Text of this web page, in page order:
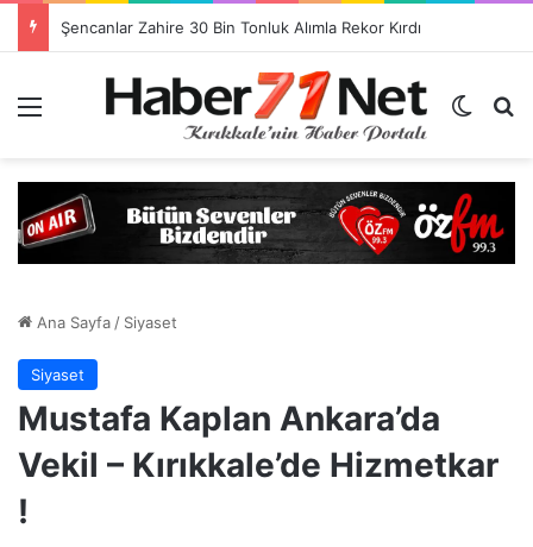
Dış
Ana Sayfa/ Siyaset
Siyaset
Mustafa Kaplan Ankara’da
Vekil – Kırıkkale’de Hizmetkar
!